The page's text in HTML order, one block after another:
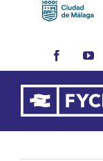
Facebook